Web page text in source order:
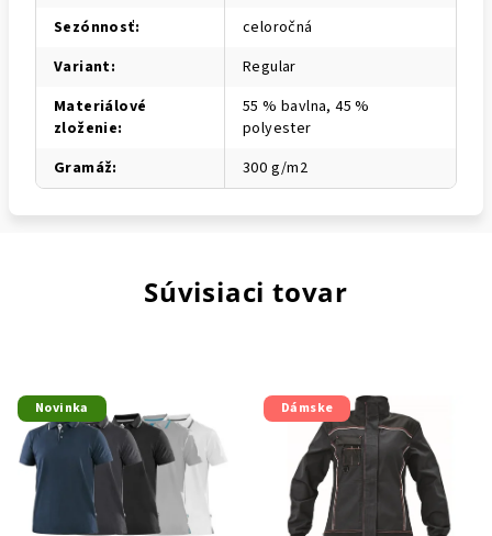
Sezónnosť:
celoročná
Variant:
Regular
Materiálové
zloženie:
55 % bavlna, 45 %
polyester
Gramáž: 300 g/m2
Súvisiaci tovar
Novinka Dámske